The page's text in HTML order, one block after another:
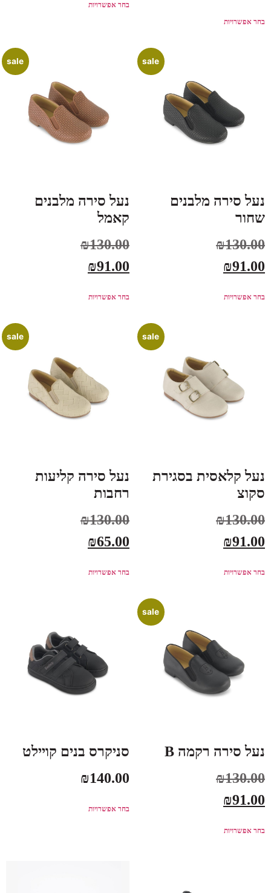
בחר אפשרויות
בחר אפשרויות
sale
נעל סירה מלבנים
שחור
₪130.00
₪91.00
בחר אפשרויות
sale
נעל סירה מלבנים
קאמל
₪130.00
₪91.00
בחר אפשרויות
sale
נעל קלאסית בסגירת
סקוצ
₪130.00
₪91.00
בחר אפשרויות
sale
נעל סירה קליעות
רחבות
₪130.00
₪65.00
בחר אפשרויות
sale
נעל סירה רקמה B
₪130.00
₪91.00
בחר אפשרויות
סניקרס בנים קויילט
₪140.00
בחר אפשרויות